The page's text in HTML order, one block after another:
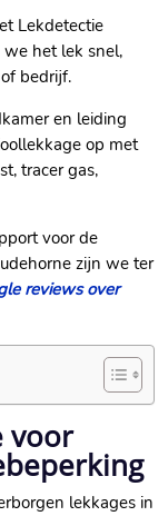
Lekdetectie
het lek snel,
bedrijf.
en leiding
op met
tracer gas,
voor de
zijn we ter
reviews over
voor
lekkages in